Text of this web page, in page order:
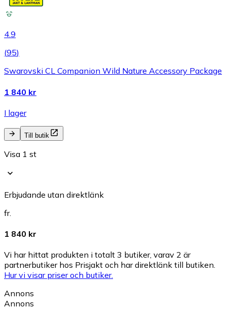
4.9
(95)
Swarovski CL Companion Wild Nature Accessory Package
1 840 kr
I lager
Till butik
Visa 1 st
Erbjudande utan direktlänk
fr.
1 840 kr
Vi har hittat produkten i totalt 3 butiker, varav 2 är
partnerbutiker hos Prisjakt och har direktlänk till butiken.
Hur vi visar priser och butiker.
Annons
Annons